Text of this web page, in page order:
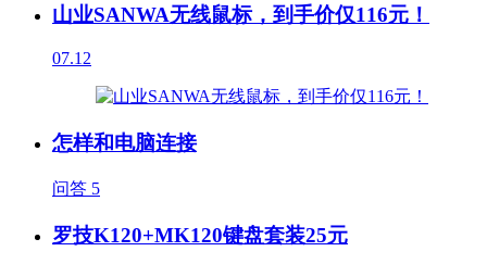
山业SANWA无线鼠标，到手价仅116元！
07.12
怎样和电脑连接
问答 5
罗技K120+MK120键盘套装25元